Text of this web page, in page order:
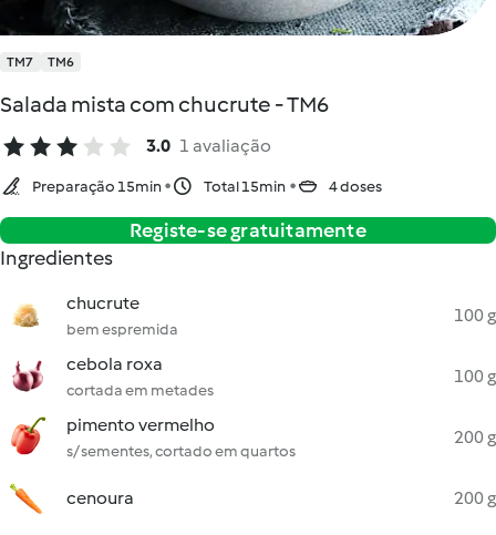
TM7 TM6
Salada mista com chucrute - TM6
3.0 1 avaliação
Preparação 15min Total 15min 4 doses
Registe-se gratuitamente
Ingredientes
chucrute
bem espremida
100 g
cebola roxa
cortada em metades
100 g
pimento vermelho
s/ sementes, cortado em quartos
200 g
cenoura 200 g